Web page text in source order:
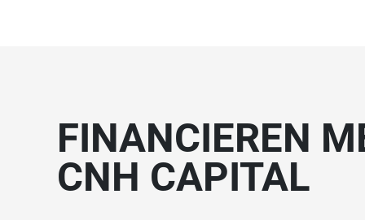
FINANCIEREN
CNH CAPITAL